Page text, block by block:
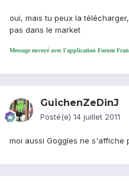
oui, mais tu peux la
pas dans le market
Message envoyé avec l'application Forum
GuichenZeDinJ
Posté(e) 14 juillet 2011
moi aussi Goggles ne s'affiche